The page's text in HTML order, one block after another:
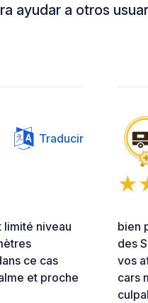
ayudar a otros
Traducir
limité niveau
ce cas
et proche
bien
des
vos
cars